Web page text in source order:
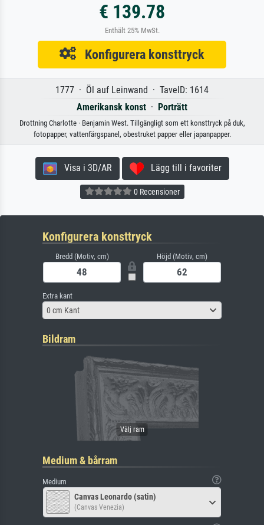
€ 139.78
Enthält 25% MwSt.
Konfigurera konsttryck
1777 · Öl auf Leinwand · TavelD: 1614
Amerikansk konst · Porträtt
Drottning Charlotte · Benjamin West. Tillgängligt som ett konsttryck på duk,
fotopapper, vattenfärgspanel, obestruket papper eller japanpapper.
Visa i 3D/AR Lägg till i favoriter
0 Recensioner
Konfigurera konsttryck
Bredd (Motiv, cm) Höjd (Motiv, cm)
Extra kant
0 cm Kant
Bildram
Medium & bårram
Medium
Canvas Leonardo (satin)
(Canvas Venezia)